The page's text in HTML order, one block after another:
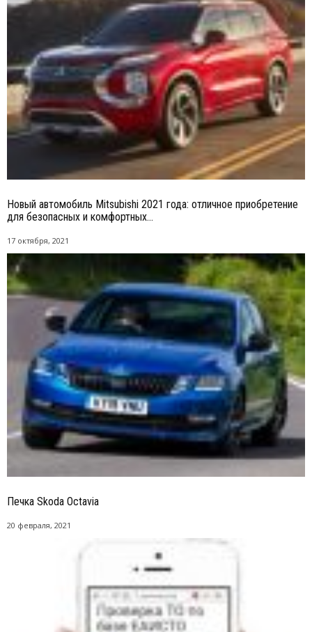
Новый автомобиль Mitsubishi 2021 года: отличное приобретение
для безопасных и комфортных...
17 октября, 2021
Печка Skoda Octavia
20 февраля, 2021